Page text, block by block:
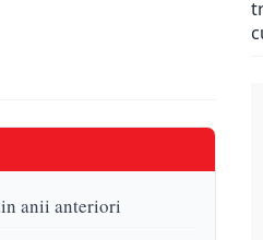
anii anteriori